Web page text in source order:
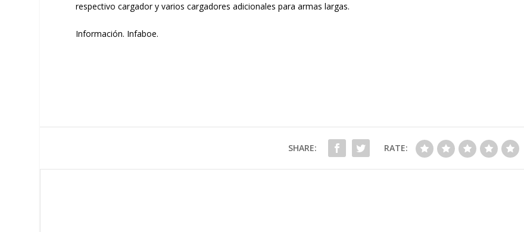
respectivo cargador y varios cargadores adicionales para armas largas.
Información. Infaboe.
SHARE: RATE: